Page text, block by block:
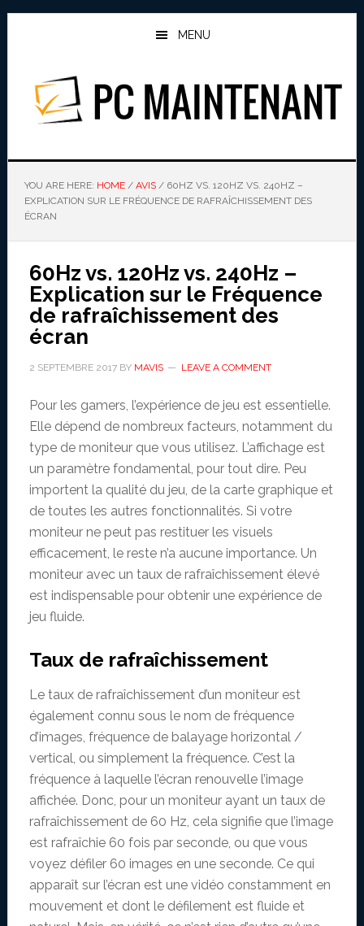
Skip
Skip
MENU
PC MAINTENANT
YOU ARE HERE: HOME / AVIS /60HZ VS. 120HZ VS. 240HZ –
EXPLICATION SUR LE FRÉQUENCE DE RAFRAÎCHISSEMENT DES
ÉCRAN
60Hz vs. 120Hz vs. 240Hz –
Explication sur le Fréquence
de rafraîchissement des
écran
2 SEPTEMBRE 2017BY MAVIS LEAVE A COMMENT
Pour les gamers, l’expérience de jeu est essentielle.
Elle dépend de nombreux facteurs, notamment du
type de moniteur que vous utilisez. L’affichage est
un paramètre fondamental, pour tout dire. Peu
importent la qualité du jeu, de la carte graphique et
de toutes les autres fonctionnalités. Si votre
moniteur ne peut pas restituer les visuels
efficacement, le reste n’a aucune importance. Un
moniteur avec un taux de rafraîchissement élevé
est indispensable pour obtenir une expérience de
jeu fluide.
Taux de rafraîchissement
Le taux de rafraîchissement d’un moniteur est
également connu sous le nom de fréquence
d’images, fréquence de balayage horizontal /
vertical, ou simplement la fréquence. C’est la
fréquence à laquelle l’écran renouvelle l’image
affichée. Donc, pour un moniteur ayant un taux de
rafraîchissement de 60 Hz, cela signifie que l’image
est rafraîchie 60 fois par seconde, ou que vous
voyez défiler 60 images en une seconde. Ce qui
apparaît sur l’écran est une vidéo constamment en
mouvement et dont le défilement est fluide et